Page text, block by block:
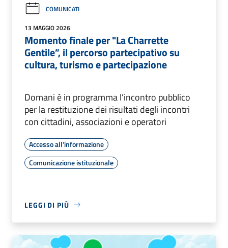
COMUNICATI
13 MAGGIO 2026
Momento finale per "La Charrette
Gentile”, il percorso partecipativo su
cultura, turismo e partecipazione
Domani è in programma l’incontro pubblico
per la restituzione dei risultati degli incontri
con cittadini, associazioni e operatori
Accesso all'informazione
Comunicazione istituzionale
LEGGI DI PIÙ